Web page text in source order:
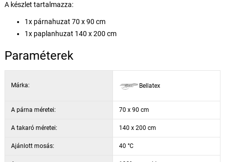
A készlet tartalmazza:
1x párnahuzat 70 x 90 cm
1x paplanhuzat 140 x 200 cm
Paraméterek
Márka: Bellatex
A párna méretei: 70 x 90 cm
A takaró méretei: 140 x 200 cm
Ajánlott mosás: 40 °C